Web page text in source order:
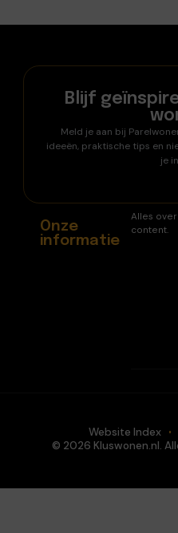
Blijf
Meld je aan bij
ideeën, praktische tips en
je
Onze
informatie
Alles
content.
© 2026 Kluswonen.nl.
Website Index